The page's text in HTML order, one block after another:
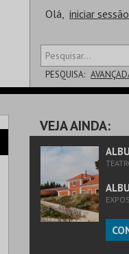
Olá, iniciar sessão
PESQUISA:
SALA
VEJA AINDA: